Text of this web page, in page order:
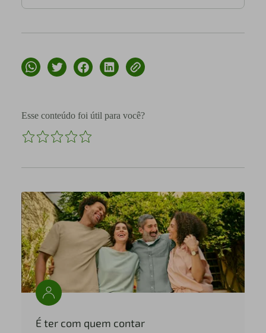
Esse conteúdo foi útil para você?
É ter com quem contar